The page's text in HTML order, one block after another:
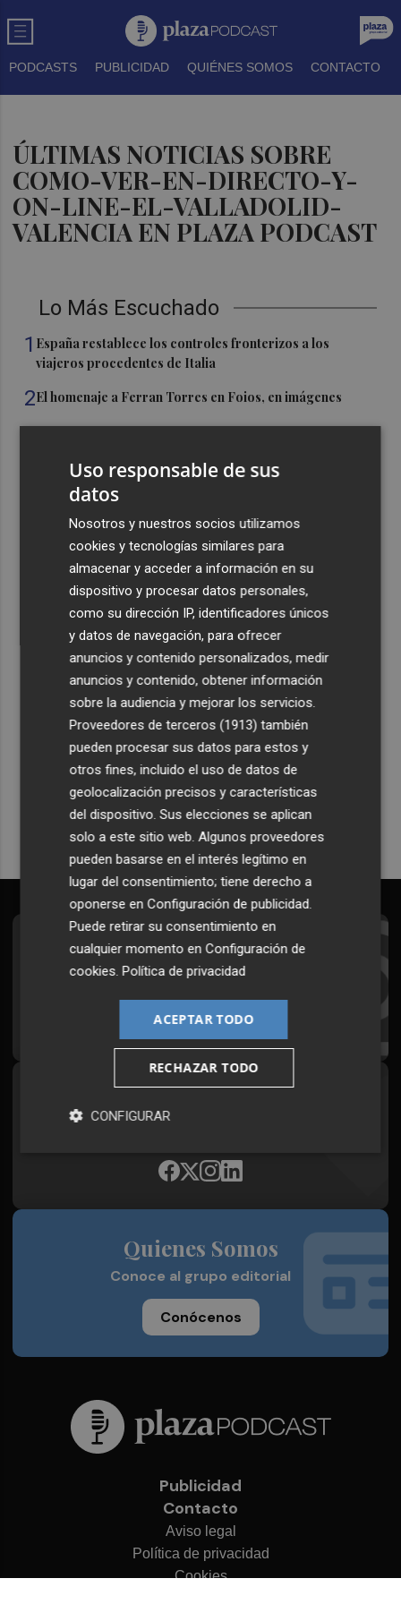
PODCASTS PUBLICIDAD QUIÉNES SOMOS CONTACTO
ÚLTIMAS NOTICIAS SOBRE
COMO-VER-EN-DIRECTO-Y-
ON-LINE-EL-VALLADOLID-
VALENCIA EN PLAZA PODCAST
Lo Más Escuchado
1 España restablece los controles fronterizos a los
viajeros procedentes de Italia
2El homenaje a Ferran Torres en Foios, en imágenes
pueblo: "Allá donde voy siempre digo que soy de Foios"
Foios se vuelca con Ferran Torres
Las '200 vidas' que llevaron a Paco Rabal de Águilas a la
cima del cine: un documental recupera la voz y la mirada
del actor
Recibe toda la actualidad de
Plaza Podcast en tu correo
Quiero suscribirme
Suscríbete al Boletín
Todos los días a primera hora en tu email
¡Quiero suscribirme!
Plaza Podcast, desde cualquier medio
Quienes Somos
Conoce al grupo editorial
Conócenos
Publicidad
Contacto
Aviso legal
Política de privacidad
Cookies
Uso responsable de sus
datos
Nosotros y nuestros socios utilizamos
cookies y tecnologías similares para
almacenar y acceder a información en su
dispositivo y procesar datos personales,
como su dirección IP, identificadores únicos
y datos de navegación, para ofrecer
anuncios y contenido personalizados, medir
anuncios y contenido, obtener información
sobre la audiencia y mejorar los servicios.
Proveedores de terceros (1913) también
pueden procesar sus datos para estos y
otros fines, incluido el uso de datos de
geolocalización precisos y características
del dispositivo. Sus elecciones se aplican
solo a este sitio web. Algunos proveedores
pueden basarse en el interés legítimo en
lugar del consentimiento; tiene derecho a
oponerse enConfiguración de publicidad
Puede retirar su consentimiento en
cualquier momento enConfiguración de
cookies .Política de privacidad
ACEPTAR TODO
RECHAZAR TODO
CONFIGURAR